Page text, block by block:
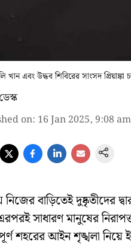
এবং উদ্ধব শিবিরের সাংসদ প্রিয়াঙ্কা
on: 16 Jan 2025, 9:08 am
নিজের বাড়িতেই দুষ্কৃতীদের
সাধারণ মানুষের
শহরের আইন শৃঙ্খলা নিয়ে